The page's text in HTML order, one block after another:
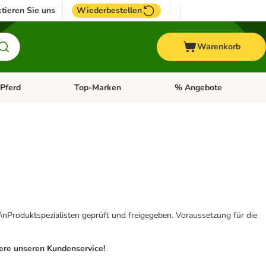
Sie uns Wiederbestellen
Warenkorb
Fisch Menü öffnen: Vogel
Pferd Kategorie-Menü öffnen: Pferd
Top-Marken Kategorie-Menü öffnen:
% Angebote
geprüft und freigegeben. Voraussetzung für die
unseren Kundenservice!